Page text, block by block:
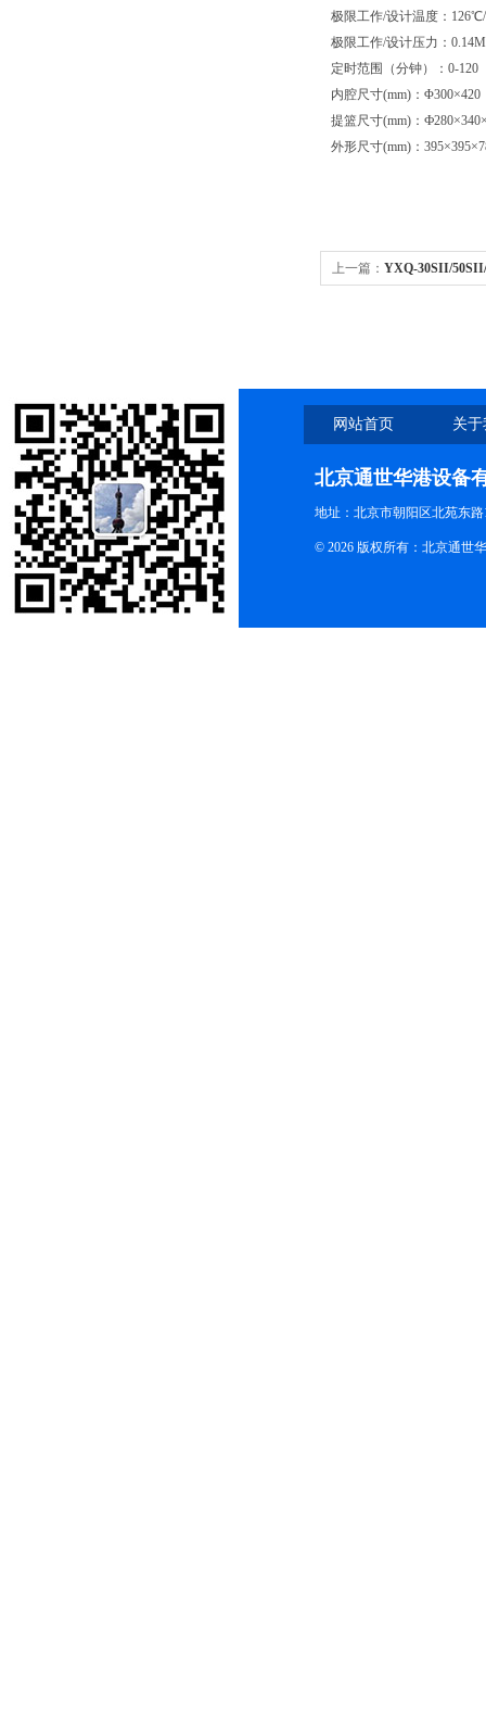
极限工作/设计温度：
极限工作/设计压力：
定时范围（分钟）：0-120
内腔尺寸(mm)：Φ300×420
提篮尺寸(mm)：
外形尺寸(mm)：
上一篇： YXQ-30SII/
网站首页 关
北京通世华港设备
地址：北京市朝阳区北苑东路
© 2026 版权所有：北京通世